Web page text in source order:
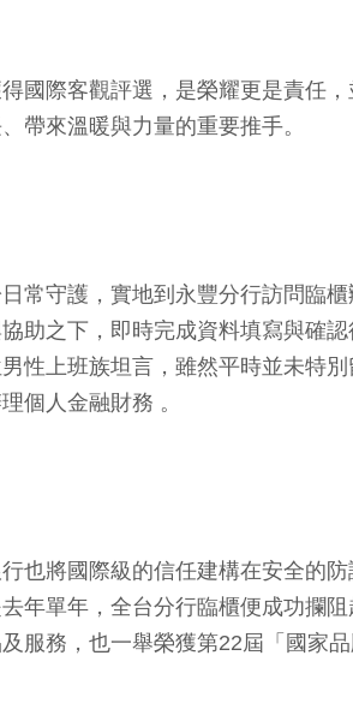
國際客觀評選，是榮耀更是責任
帶來溫暖與力量的重要推手。
常守護，實地到永豐分行訪問臨
助之下，即時完成資料填寫與確
性上班族坦言，雖然平時並未特
個人金融財務 。
也將國際級的信任建構在安全的
年單年，全台分行臨櫃便成功攔
服務，也一舉榮獲第22屆「國家